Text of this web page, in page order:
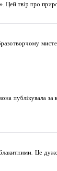
Цей твір про
публікувала
Це